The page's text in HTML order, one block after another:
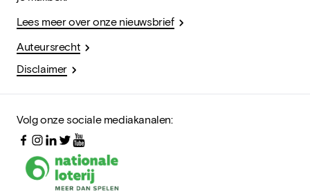
Lees meer over onze nieuwsbrief
Auteursrecht
Disclaimer
Volg onze sociale mediakanalen: